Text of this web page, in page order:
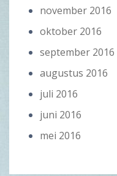
november 2016
oktober 2016
september 2016
augustus 2016
juli 2016
juni 2016
mei 2016